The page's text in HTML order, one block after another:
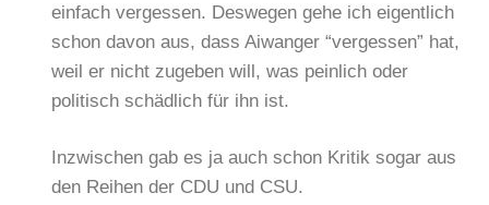
einfach vergessen. Deswegen gehe ich eigentlich
schon davon aus, dass Aiwanger “vergessen” hat,
weil er nicht zugeben will, was peinlich oder
politisch schädlich für ihn ist.
Inzwischen gab es ja auch schon Kritik sogar aus
den Reihen der CDU und CSU.